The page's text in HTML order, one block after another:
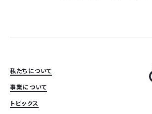
私たちについて
事業について
トピックス